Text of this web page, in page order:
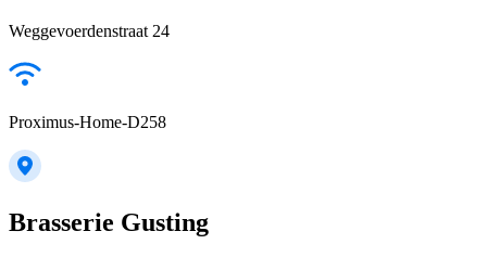
Weggevoerdenstraat 24
Proximus-Home-D258
Brasserie Gusting